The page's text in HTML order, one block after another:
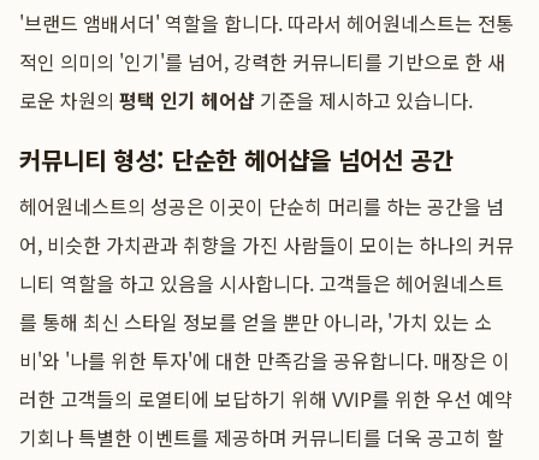
'브랜드 앰배서더' 역할을 합니다. 따라서 헤어원네스트는 전통
적인 의미의 '인기'를 넘어, 강력한 커뮤니티를 기반으로 한 새
로운 차원의 평택 인기 헤어샵 기준을 제시하고 있습니다.
커뮤니티 형성: 단순한 헤어샵을 넘어선 공간
헤어원네스트의 성공은 이곳이 단순히 머리를 하는 공간을 넘
어, 비슷한 가치관과 취향을 가진 사람들이 모이는 하나의 커뮤
니티 역할을 하고 있음을 시사합니다. 고객들은 헤어원네스트
를 통해 최신 스타일 정보를 얻을 뿐만 아니라, '가치 있는 소
비'와 '나를 위한 투자'에 대한 만족감을 공유합니다. 매장은 이
러한 고객들의 로열티에 보답하기 위해 VVIP를 위한 우선 예약
기회나 특별한 이벤트를 제공하며 커뮤니티를 더욱 공고히 할